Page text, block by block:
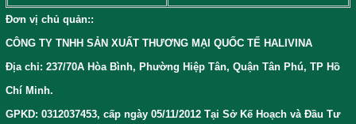
Đơn vị chủ quản::
CÔNG TY TNHH SẢN XUẤT THƯƠNG MẠI QUỐC TẾ HALIVINA
Địa chỉ: 237/70A Hòa Bình, Phường Hiệp Tân, Quận Tân Phú, TP Hồ
Chí Minh.
GPKD: 0312037453, cấp ngày 05/11/2012 Tại Sở Kế Hoạch và Đầu Tư